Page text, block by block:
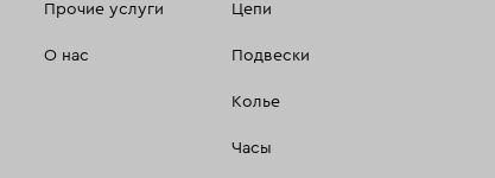
Прочие услуги
О нас
Цепи
Подвески
Колье
Часы